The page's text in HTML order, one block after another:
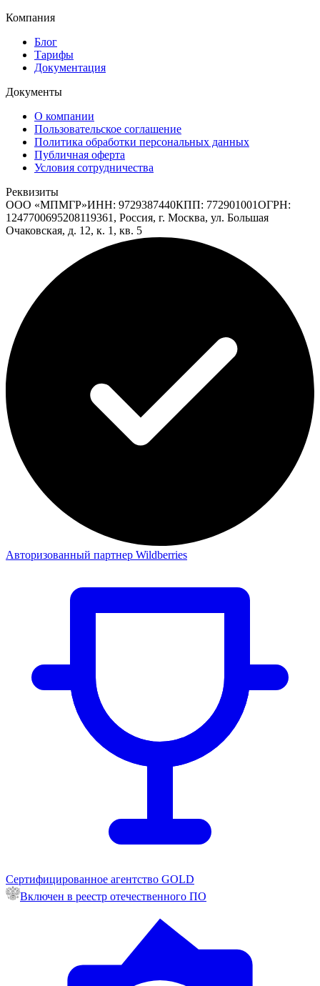
Компания
Блог
Тарифы
Документация
Документы
О компании
Пользовательское соглашение
Политика обработки персональных данных
Публичная оферта
Условия сотрудничества
Реквизиты
ООО «МПМГР»ИНН: 9729387440КПП: 772901001ОГРН:
1247700695208119361, Россия, г. Москва, ул. Большая
Очаковская, д. 12, к. 1, кв. 5
Авторизованный партнер Wildberries
Сертифицированное агентство GOLD
Включен в реестр отечественного ПО